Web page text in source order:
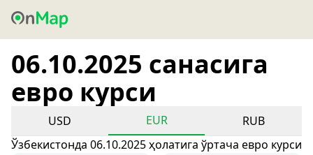
06.10.2025 санасига
евро курси
USD EUR
RUB
Ўзбекистонда 06.10.2025 ҳолатига ўртача евро курси